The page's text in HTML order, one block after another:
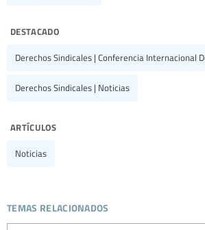
destacado
Derechos Sindicales | Conferencia Internacional
Derechos Sindicales | Noticias
artículos
Noticias
temas relacionados